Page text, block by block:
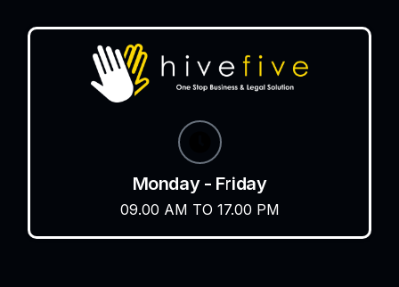
Monday - Friday
09.00 AM TO 17.00 PM